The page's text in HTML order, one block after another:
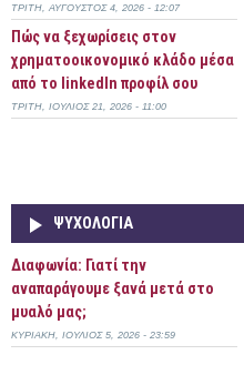
ΤΡΊΤΗ, ΑΎΓΟΥΣΤΟΣ 4, 2026 - 12:07
Πώς να ξεχωρίσεις στον
χρηματοοικονομικό κλάδο μέσα
από το linkedIn προφίλ σου
ΤΡΊΤΗ, ΙΟΎΛΙΟΣ 21, 2026 - 11:00
ΨΥΧΟΛΟΓΊΑ
Διαφωνία: Γιατί την
αναπαράγουμε ξανά μετά στο
μυαλό μας;
ΚΥΡΙΑΚΉ, ΙΟΎΛΙΟΣ 5, 2026 - 23:59